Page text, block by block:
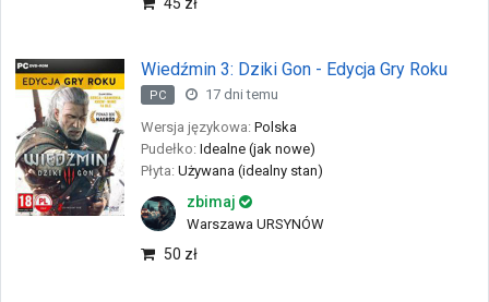
Wiedźmin 3: Dziki Gon - Edycja Gry Roku
PC
17 dni temu
Wersja językowa: Polska
Pudełko: Idealne (jak nowe)
Płyta: Używana (idealny stan)
zbimaj
Warszawa URSYNÓW
50 zł